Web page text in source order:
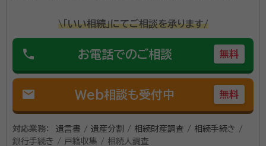
\「いい相続」にてご相談を承ります/
phone お電話でのご相談 無料
mail Web相談も受付中 無料
対応業務：
遺言書 / 遺産分割 / 相続財産調査 / 相続手続き /
銀行手続き / 戸籍収集 / 相続人調査